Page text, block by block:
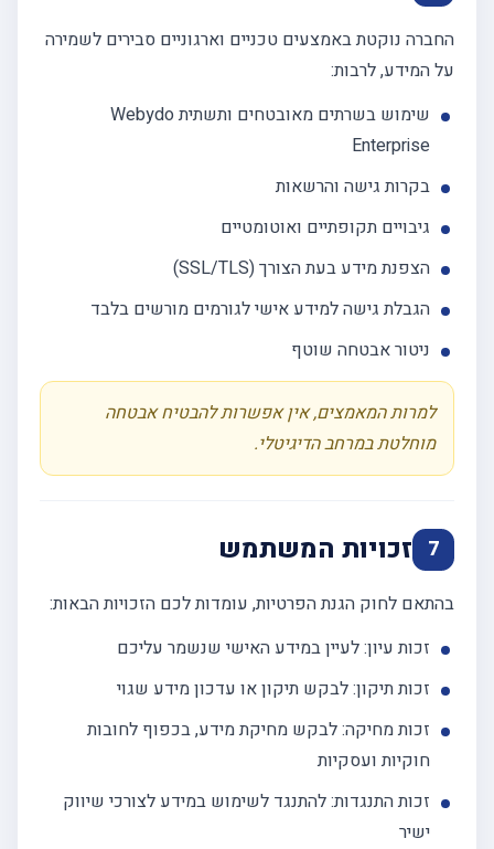
החברה נוקטת באמצעים טכניים וארגוניים סבירים לשמירה
על המידע, לרבות:
שימוש בשרתים מאובטחים ותשתית Webydo
Enterprise
בקרות גישה והרשאות
גיבויים תקופתיים ואוטומטיים
הצפנת מידע בעת הצורך (SSL/TLS)
הגבלת גישה למידע אישי לגורמים מורשים בלבד
ניטור אבטחה שוטף
למרות המאמצים, אין אפשרות להבטיח אבטחה
מוחלטת במרחב הדיגיטלי.
7 זכויות המשתמש
בהתאם לחוק הגנת הפרטיות, עומדות לכם הזכויות הבאות:
זכות עיון: לעיין במידע האישי שנשמר עליכם
זכות תיקון: לבקש תיקון או עדכון מידע שגוי
זכות מחיקה: לבקש מחיקת מידע, בכפוף לחובות
חוקיות ועסקיות
זכות התנגדות: להתנגד לשימוש במידע לצורכי שיווק
ישיר